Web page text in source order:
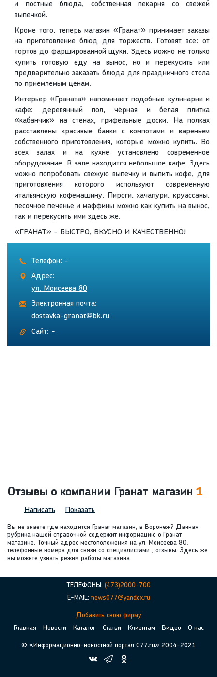
и постные блюда, собственная пекарня со свежей
выпечкой.
Кроме того, теперь магазин «Гранат» принимает заказы
на приготовление блюд для торжеств. Готовят все: от
тортов до фаршированной щуки. Здесь можно не только
купить готовую еду на вынос, но и перекусить или
предварительно заказать блюда для праздничного стола
по приемлемым ценам.
Интерьер «Граната» напоминает подобные кулинарии и
кафе: деревянный пол, чёрная и белая плитка
«кабанчик» на стенах, грифельные доски. На полках
расставлены красивые банки с компотами и вареньем
собственного приготовления, которые можно купить. Во
всех залах и на кухне установлено современное
оборудование. В зале находится небольшое кафе. Здесь
можно попробовать свежую выпечку и выпить кофе, для
приготовления которого используют современную
итальянскую кофемашину. Пироги, хачапури, круассаны,
песочное печенье и маффины можно как купить на вынос,
так и перекусить ими здесь же.
«ГРАНАТ» - БЫСТРО, ВКУСНО И КАЧЕСТВЕННО!
Телефон: -
Адрес:
ул. Моисеева 80
Электронная почта:
dostavka-granat@bk.ru
Сайт: -
Отзывы о компании Гранат магазин 1
Написать Показать
Вы не знаете где находится Гранат магазин, в Воронеж? Данная
рубрика нашей справочной содержит информацию о Гранат
магазине. Точный адрес местоположения на ул. Моисеева 80,
телефонные номера для связи со специалистами , отзывы. Здесь же
вы можете узнать режим работы магазина
ТЕЛЕФОНЫ: (473)2000-700
E-MAIL: news077@yandex.ru
Добавить свою фирму
Главная
Новости Каталог Статьи Клиентам Видео О нас
© «Информационно-новостной портал 077.ru» 2004-2021